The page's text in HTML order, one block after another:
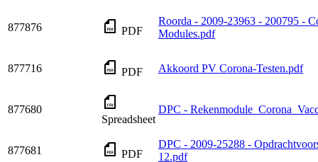
877876 PDF
Roorda - 2009-23963 - 200795 -
Modules.pdf
877716 PDF Akkoord PV Corona-Testen.pdf
877680
Spreadsheet
DPC -
877681 PDF
DPC - 2009-25288 -
12.pdf